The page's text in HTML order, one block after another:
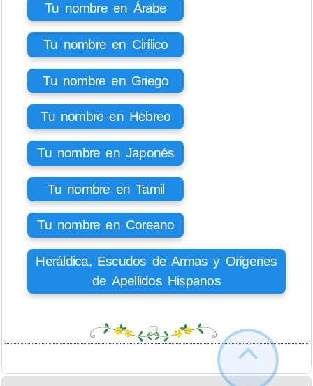
Tu nombre en Árabe
Tu nombre en Cirílico
Tu nombre en Griego
Tu nombre en Hebreo
Tu nombre en Japonés
Tu nombre en Tamil
Tu nombre en Coreano
Heráldica, Escudos de Armas y Orígenes
de Apellidos Hispanos